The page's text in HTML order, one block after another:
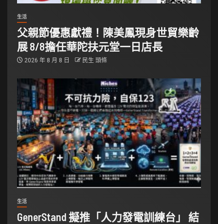
生活
父親節優惠獻禮！陳美鳳現身世貿樂齡
展 8/8擔任華陀扶元堂一日店長
2026 年 8 月 8 日 民生 頭條
生活
GenerStand 擬推「人力發電訓練台」 結